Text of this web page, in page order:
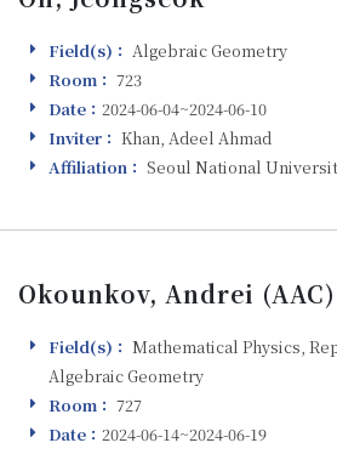
Field(s)
Field(s)： Algebraic Geometry
Room
Room： 723
Visiting
Date： 2024-06-04~2024-06-10
Inviter
Inviter： Khan, Adeel Ahmad
Affiliation
Affiliation： Seoul National
Okounkov, Andrei (AAC)
Field(s)
Field(s)： Mathematical Physics,
Algebraic Geometry
Room
Room： 727
Visiting
Date： 2024-06-14~2024-06-19